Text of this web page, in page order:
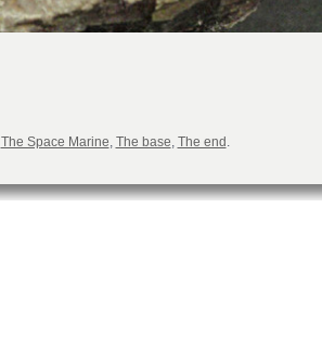
The Space Marine The base The end